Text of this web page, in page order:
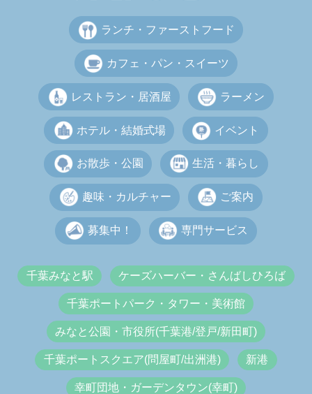
ランチ・ファーストフード
カフェ・パン・スイーツ
レストラン・居酒屋 ラーメン
ホテル・結婚式場 イベント
お散歩・公園 生活・暮らし
趣味・カルチャー ご案内
募集中！ 専門サービス
千葉みなと駅 ケーズハーバー・さんばしひろば
千葉ポートパーク・タワー・美術館
みなと公園・市役所(千葉港/登戸/新田町)
千葉ポートスクエア(問屋町/出洲港) 新港
幸町団地・ガーデンタウン(幸町)